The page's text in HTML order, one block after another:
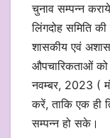
चुनाव सम्पन्न
लिंगदोह समिति
शासकीय एवं
औपचारिकताओं
नवम्बर, 2023 (
करें, ताकि एक ही
सम्पन्न हो सके।